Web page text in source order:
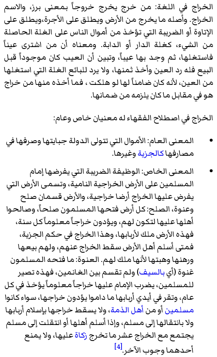
الخراج في اللغة: من خرج يخرج خروجاً بمعنى برز، والاسم
الخراج. وأصله ما يخرج من الأرض ويطلق على الأجرة،ويطلق على
الإتاوة أو الضريبة التي تؤخذ من أموال الناس على الغلة الحاصلة
من الشيء، كغلة الدار أو الدابة. ومعناه أن من اشترى عيناً
فاستغلها، ثم وجد بها عيباً، وتبين أن العيب كان موجوداً قبل
البيع فله رد العين وأخذ ثمنها، ولا يرد للبائع الغلة التي استغلها
من العين، لأنه كان ضامناً لها لو هلكت ، فما أخذه منها من خراج
هو في مقابل ما كان يلزمه من ضمانها.
الخراج في اصطلاح الفقهاء له معنيان خاص وعام:
المعنى العام: الأموال التي تتولى الدولة جبايتها وصرفها في
مصارفهاكالجزيةوغيرها.
المعنى الخاص: الوظيفة الضريبة التي يفرضها إمام
المسلمين على الأرض الخراجية النامية، وتسمى الأرض التي
يفرض عليها الخراج أرضا خراجية، والأرض قسمان صلح
وعنوة، الصلح: كل أرض فتحها المسلمون صلحاً، وصالحوا
أهلها عليها لتكون لهم، ويؤدون خراجاً معلوماً كل سنة،
فهذه الأرض ملك لأربابها، وهذا الخراج في حكم الجزية،
فمتى أسلم أهل الأرض سقط الخراج عنهم، ولهم بيعها
ورهنها وهبتها لأنها ملك لهم. العنوة: ما فتحه المسلمون
عَنوة (أيبالسيف) ولم تقسم بين الغانمين، فهذه تصير
للمسلمين، يضرب الإمام عليها خراجاً معلوماً يؤخذ في كل
عام، وتقر في أيدي أربابها ما داموا يؤدون خراجها، سواء كانوا
مسلمينأو منأهل الذمة، ولا يسقط خراجها بإسلام أربابها
ولا بانتقالها إلى مسلم، وإذا أسلم أهلها أو انتقلت إلى مسلم
يجتمع مع الخراج عشر ما تخرجزكاةعليها، ولا يمنع
أحدهما وجوب الآخر.[4]